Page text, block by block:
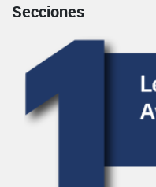
Secciones